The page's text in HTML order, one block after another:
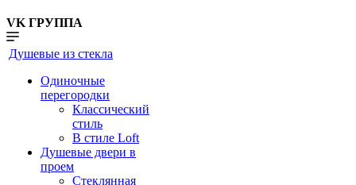
VK ГРУППА
Душевые из стекла
Одиночные
перегородки
Классический
стиль
В стиле Loft
Душевые двери в
проем
Стеклянная